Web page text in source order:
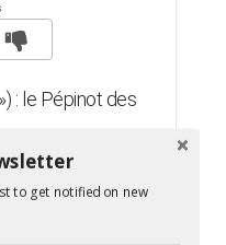
: le Pépi­not des
Les choristes a
des grands,
to get notified on new